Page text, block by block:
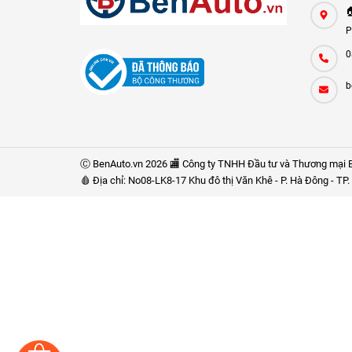
Ⓒ BenAuto.vn 2026 🏬 Công ty TNHH Đầu tư và Thương mại
🩸 Địa chỉ: No08-LK8-17 Khu đô thị Văn Khê - P. Hà Đông -